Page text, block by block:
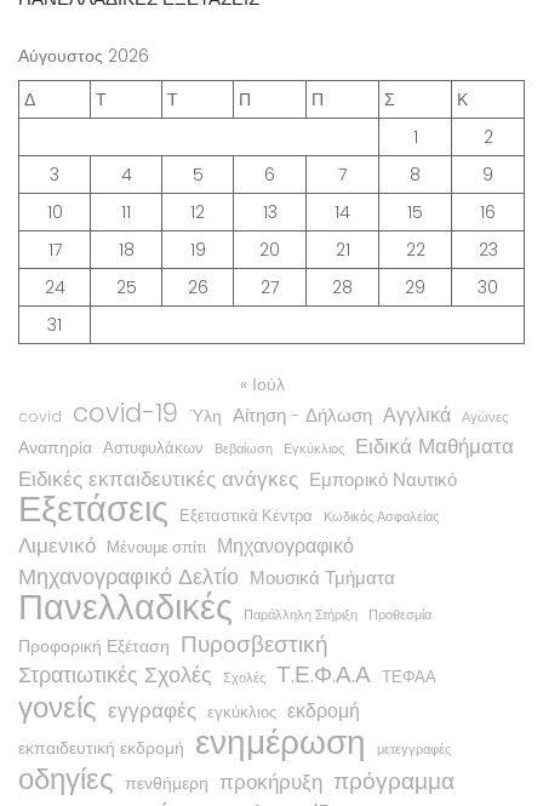
Αύγουστος 2026
Δ
Τ Τ Π Π Σ
Κ
1
2
3
4 5 6 7 8
9
10
11 12 13 14 15
16
17
18 19 20 21 22
23
24
25 26 27 28 29
30
31
« Ιούλ
covid covid-19 Ύλη Αίτηση - Δήλωση Αγγλικά Αγώνες
Αναπηρία Αστυφυλάκων Βεβαίωση Εγκύκλιος Ειδικά Μαθήματα
Ειδικές εκπαιδευτικές ανάγκες Εμπορικό Ναυτικό
Εξετάσεις Εξεταστικά Κέντρα Κωδικός Ασφαλείας
Λιμενικό Μένουμε σπίτι Μηχανογραφικό
Μηχανογραφικό Δελτίο Μουσικά Τμήματα
Πανελλαδικές Παράλληλη Στήριξη Προθεσμία
Προφορική Εξέταση Πυροσβεστική
Στρατιωτικές Σχολές
Σχολές Τ.Ε.Φ.Α.Α ΤΕΦΑΑ
γονείς εγγραφές εγκύκλιος εκδρομή
εκπαιδευτική εκδρομή ενημέρωση μετεγγραφές
οδηγίες πενθήμερη προκήρυξη πρόγραμμα